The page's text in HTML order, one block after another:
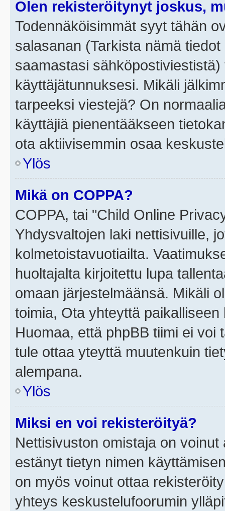
Olen rekisteröitynyt joskus,
Todennäköisimmät syyt tähän
salasanan (Tarkista nämä
saamastasi
käyttäjätunnuksesi. Mikäli
tarpeeksi viestejä? On
käyttäjiä pienentääkseen
ota aktiivisemmin osaa
Ylös
Mikä on COPPA?
COPPA, tai "Child Online
Yhdysvaltojen laki nettisivuille,
kolmetoistavuotiailta.
huoltajalta kirjoitettu lupa
omaan järjestelmäänsä. Mikäli
toimia, Ota yhteyttä
Huomaa, että phpBB tiimi ei voi
tule ottaa yteyttä muutenkuin
alempana.
Ylös
Miksi en voi rekisteröityä?
Nettisivuston omistaja on
estänyt tietyn nimen
on myös voinut ottaa
yhteys keskustelufoorumin